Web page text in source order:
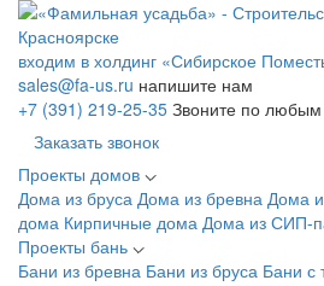
входим в холдинг «Сибирское
sales@fa-us.ru напишите нам
+7 (391) 219-25-35 Звоните по
Заказать звонок
Проекты домов
Дома из бруса Дома из бревна Дома
дома Кирпичные дома Дома из СИП-
Проекты бань
Бани из бревна Бани из бруса Бани с